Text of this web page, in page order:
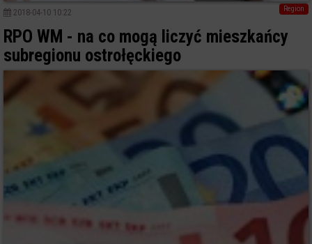
Region
2018-04-10 10:22
RPO WM - na co mogą liczyć mieszkańcy
subregionu ostrołęckiego